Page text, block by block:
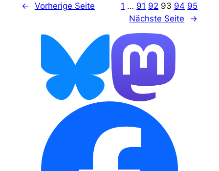
← Vorherige Seite 1 … 91 92 93 94 95
Nächste Seite
→